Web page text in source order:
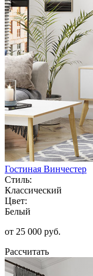
Гостиная Винчестер
Стиль:
Классический
Цвет:
Белый
от 25 000 руб.
Рассчитать